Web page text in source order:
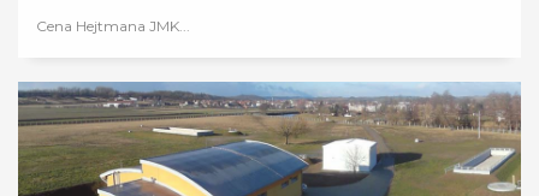
Cena Hejtmana JMK...